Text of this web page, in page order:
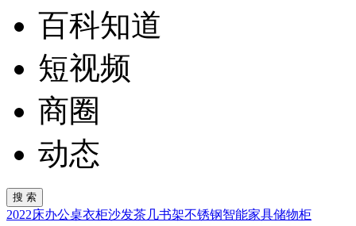
百科知道
短视频
商圈
动态
2022床办公桌衣柜沙发茶几书架不锈钢智能家具储物柜